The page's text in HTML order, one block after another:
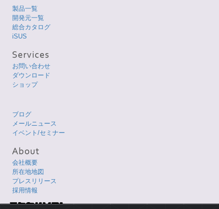
製品一覧
開発元一覧
総合カタログ
iSUS
お問い合わせ
ダウンロード
ショップ
ブログ
メールニュース
イベント/セミナー
会社概要
所在地地図
プレスリリース
採用情報